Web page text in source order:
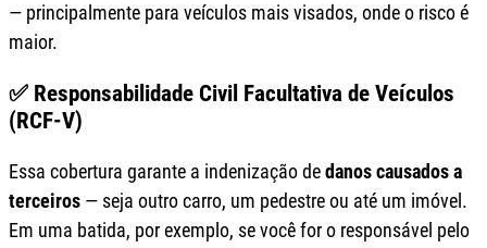
— principalmente para veículos mais visados, onde o risco é
maior.
✅ Responsabilidade Civil Facultativa de Veículos
(RCF-V)
Essa cobertura garante a indenização dedanos causados a
terceiros — seja outro carro, um pedestre ou até um imóvel.
Em uma batida, por exemplo, se você for o responsável pelo